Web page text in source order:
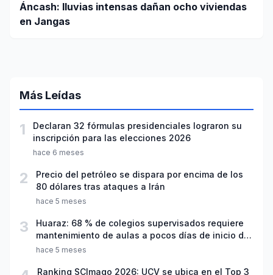
Áncash: lluvias intensas dañan ocho viviendas
en Jangas
Más Leídas
1
Declaran 32 fórmulas presidenciales lograron su
inscripción para las elecciones 2026
hace 6 meses
2
Precio del petróleo se dispara por encima de los
80 dólares tras ataques a Irán
hace 5 meses
3
Huaraz: 68 % de colegios supervisados requiere
mantenimiento de aulas a pocos días de inicio del
año escolar 2026
hace 5 meses
Ranking SCImago 2026: UCV se ubica en el Top 3